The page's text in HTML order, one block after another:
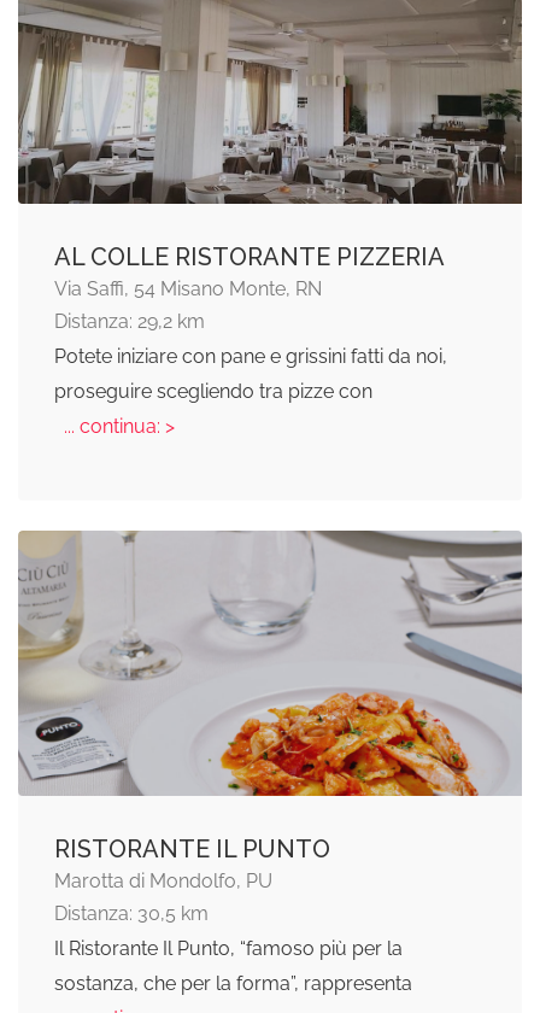
AL COLLE RISTORANTE PIZZERIA
Via Saffi, 54 Misano Monte, RN
Distanza: 29,2 km
Potete iniziare con pane e grissini fatti da noi,
proseguire scegliendo tra pizze con
... continua: >
RISTORANTE IL PUNTO
Marotta di Mondolfo, PU
Distanza: 30,5 km
Il Ristorante Il Punto, “famoso più per la
sostanza, che per la forma”, rappresenta